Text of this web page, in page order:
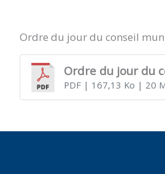
Ordre du jour du conseil
Ordre du jour du
PDF| 167,13 Ko | 20